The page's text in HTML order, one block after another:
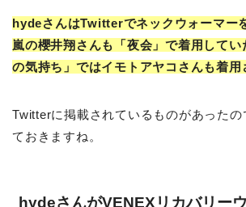
hydeさんはTwitterでネックウォーマー
嵐の櫻井翔さんも「夜会」で着用して
の気持ち」ではイモトアヤコさんも着用
Twitterに掲載されているものがあったの
ておきますね。
hydeさんがVENEXリカバリー